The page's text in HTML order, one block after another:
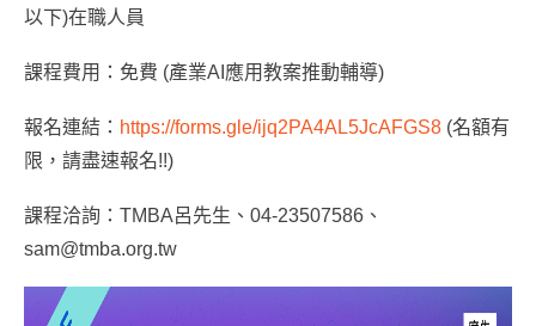
以下)在職人員
課程費用：免費 (產業AI應用教案推動輔導)
報名連結： https://forms.gle/ijq2PA4AL5JcAFGS8 (名額有
限， 請盡速報名!!)
課程洽詢：TMBA呂先生、04-23507586、
sam@tmba.org.tw